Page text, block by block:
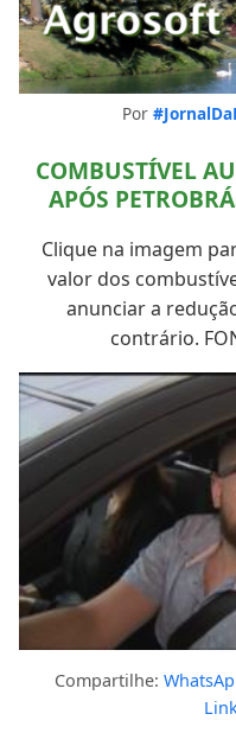
Por
COMBUSTÍVEL
APÓS
Clique na imagem
valor dos
anunciar a
contrário.
Compartilhe: